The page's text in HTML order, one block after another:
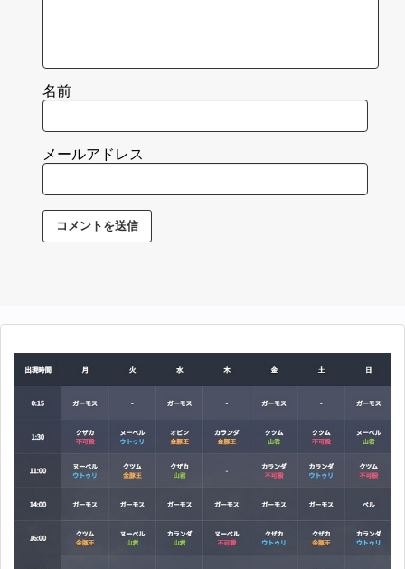
名前
メールアドレス